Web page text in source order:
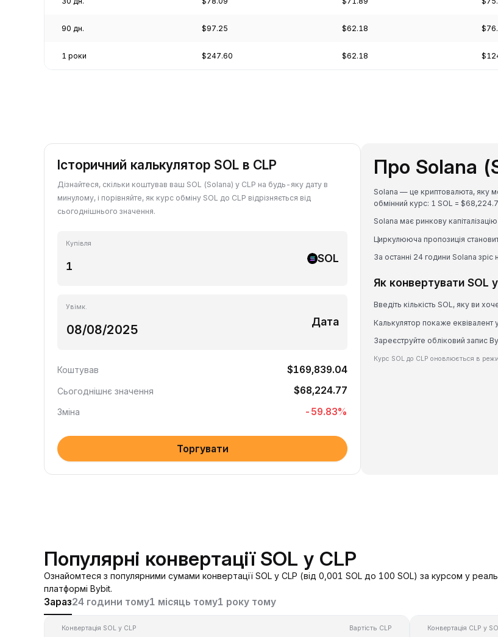
90 дн. $97.25 $62.18
1 роки $247.60 $62.18
Історичний калькулятор SOL в CLP
Дізнайтеся, скільки коштував ваш SOL (Solana) у CLP на будь-яку дату в
минулому, і порівняйте, як курс обміну SOL до CLP відрізняється від
сьогоднішнього значення.
Купівля
SOL
Увімк.
Дата
Коштував $169,839.04
Сьогоднішнє значення $68,224.77
Зміна -59.83%
Торгувати
Про Solana
Solana — це криптовалюта, яку
обмінний курс: 1 SOL =
Solana має ринкову
Циркулююча пропозиція
За останні 24 години Solana зріс
Як конвертувати SOL
Введіть кількість SOL, яку ви
Калькулятор покаже еквівалент
Зареєструйте обліковий запис
Курс SOL до CLP оновлюється в
Популярні конвертації SOL у CLP
Ознайомтеся з популярними сумами конвертації SOL у CLP (від 0,001 SOL до 100 SOL) за курсом у
платформі Bybit.
Зараз24 години тому1 місяць тому1 року тому
Конвертація SOL у CLP Вартість CLP Конвертація CLP у